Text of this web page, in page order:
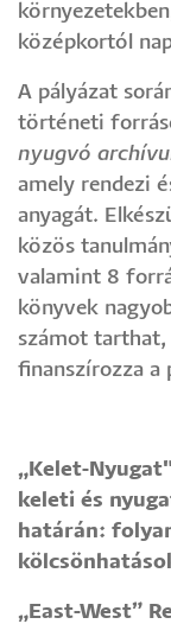
középkortól
A pályázat
történeti
nyugvó
amely rendezi
anyagát.
közös
valamint 8
könyvek
számot tarthat,
finanszírozza a
„ Kelet-
keleti és
határán:
„East-West”